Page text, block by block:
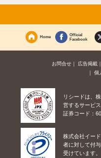
Home
Official
Facebook
お問合せ 広告掲載
個
リシードは、
営するサービス
証券コード：
株式会社イー
者に対して付
受けています。